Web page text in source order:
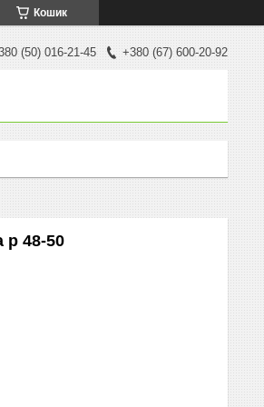
Кошик
(50) 016-21-45 +380 (67) 600-20-92
р 48-50